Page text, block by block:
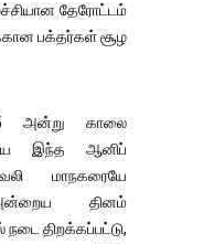
தேரோட்டம்
பக்தர்கள் சூழ
அன்று காலை
இந்த ஆனிப்
மாநகரையே
அன்றைய தினம்
திறக்கப்பட்டு,